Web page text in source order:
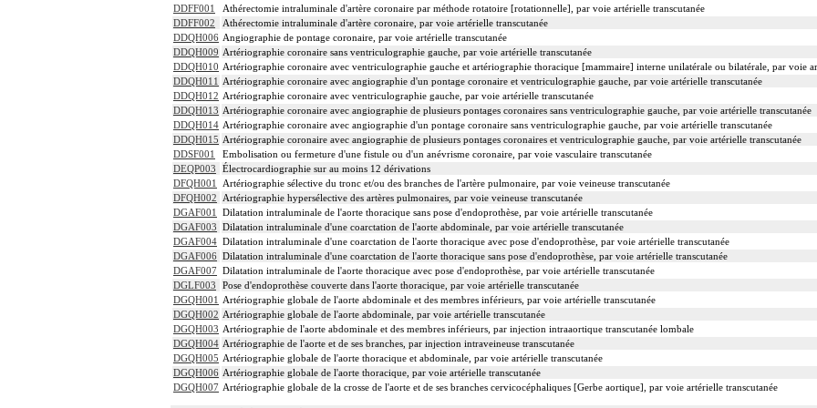
DDFF001
Athérectomie intraluminale d'artère coronaire par méthode rotatoire [rotationnelle], par voie artérielle transcutanée
DDFF002
Athérectomie intraluminale d'artère coronaire, par voie artérielle transcutanée
DDQH006 Angiographie de pontage coronaire, par voie artérielle transcutanée
DDQH009 Artériographie coronaire sans ventriculographie gauche, par voie artérielle transcutanée
DDQH010 Artériographie coronaire avec ventriculographie gauche et artériographie thoracique [mammaire] interne unilatérale ou bilatérale, par voie
DDQH011 Artériographie coronaire avec angiographie d'un pontage coronaire et ventriculographie gauche, par voie artérielle transcutanée
DDQH012 Artériographie coronaire avec ventriculographie gauche, par voie artérielle transcutanée
DDQH013 Artériographie coronaire avec angiographie de plusieurs pontages coronaires sans ventriculographie gauche, par voie artérielle transcutanée
DDQH014 Artériographie coronaire avec angiographie d'un pontage coronaire sans ventriculographie gauche, par voie artérielle transcutanée
DDQH015 Artériographie coronaire avec angiographie de plusieurs pontages coronaires et ventriculographie gauche, par voie artérielle transcutanée
DDSF001
Embolisation ou fermeture d'une fistule ou d'un anévrisme coronaire, par voie vasculaire transcutanée
DEQP003
Électrocardiographie sur au moins 12 dérivations
DFQH001 Artériographie sélective du tronc et/ou des branches de l'artère pulmonaire, par voie veineuse transcutanée
DFQH002 Artériographie hypersélective des artères pulmonaires, par voie veineuse transcutanée
DGAF001 Dilatation intraluminale de l'aorte thoracique sans pose d'endoprothèse, par voie artérielle transcutanée
DGAF003 Dilatation intraluminale d'une coarctation de l'aorte abdominale, par voie artérielle transcutanée
DGAF004 Dilatation intraluminale d'une coarctation de l'aorte thoracique avec pose d'endoprothèse, par voie artérielle transcutanée
DGAF006 Dilatation intraluminale d'une coarctation de l'aorte thoracique sans pose d'endoprothèse, par voie artérielle transcutanée
DGAF007 Dilatation intraluminale de l'aorte thoracique avec pose d'endoprothèse, par voie artérielle transcutanée
DGLF003
Pose d'endoprothèse couverte dans l'aorte thoracique, par voie artérielle transcutanée
DGQH001 Artériographie globale de l'aorte abdominale et des membres inférieurs, par voie artérielle transcutanée
DGQH002 Artériographie globale de l'aorte abdominale, par voie artérielle transcutanée
DGQH003 Artériographie de l'aorte abdominale et des membres inférieurs, par injection intraaortique transcutanée lombale
DGQH004 Artériographie de l'aorte et de ses branches, par injection intraveineuse transcutanée
DGQH005 Artériographie globale de l'aorte thoracique et abdominale, par voie artérielle transcutanée
DGQH006 Artériographie globale de l'aorte thoracique, par voie artérielle transcutanée
DGQH007 Artériographie globale de la crosse de l'aorte et de ses branches cervicocéphaliques [Gerbe aortique], par voie artérielle transcutanée